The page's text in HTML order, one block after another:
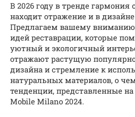
В 2026 году в тренде гармония
находит отражение и в
Предлагаем вашему
идей реставрации, которые
уютный и экологичный
отражают растущую
дизайна и стремление к
натуральных материалов, о
тенденции, представленные на
Mobile Milano 2024.